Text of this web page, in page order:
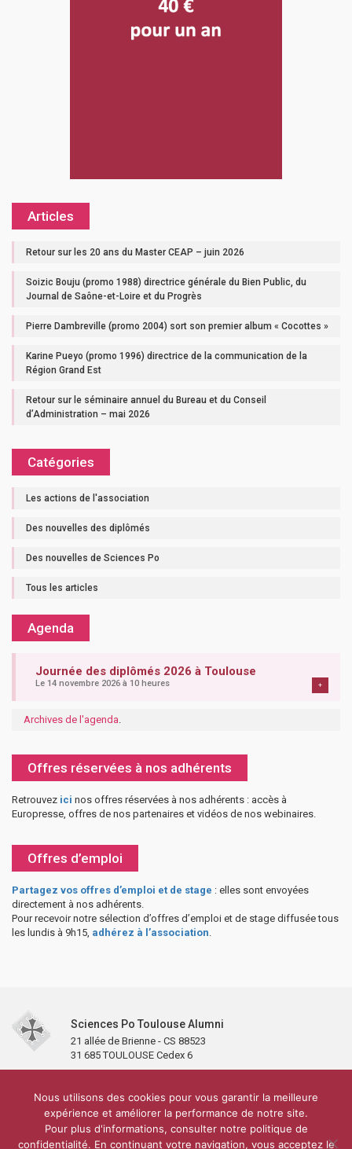
Articles
Retour sur les 20 ans du Master CEAP – juin 2026
Soizic Bouju (promo 1988) directrice générale du Bien Public, du
Journal de Saône-et-Loire et du Progrès
Pierre Dambreville (promo 2004) sort son premier album « Cocottes »
Karine Pueyo (promo 1996) directrice de la communication de la
Région Grand Est
Retour sur le séminaire annuel du Bureau et du Conseil
d’Administration – mai 2026
Catégories
Les actions de l'association
Des nouvelles des diplômés
Des nouvelles de Sciences Po
Tous les articles
Agenda
Journée des diplômés 2026 à Toulouse
Le 14 novembre 2026 à 10 heures +
Archives de l'agenda.
Offres réservées à nos adhérents
Retrouvez ici nos offres réservées à nos adhérents : accès à
Europresse, offres de nos partenaires et vidéos de nos webinaires.
Offres d’emploi
Partagez vos offres d’emploi et de stage : elles sont envoyées
directement à nos adhérents.
Pour recevoir notre sélection d’offres d’emploi et de stage diffusée tous
les lundis à 9h15, adhérez à l’association.
Sciences Po Toulouse Alumni
21 allée de Brienne - CS 88523
31 685 TOULOUSE Cedex 6
Partenaires et soutiens
Lettre d’information
Réseaux sociaux
Sciences Po Toulouse
Carré Alumni de la bibliothèque de Sciences Po Toulouse
10 000 diplômés
Réseau ScPo
Mentions légales Politique de confidentialité Plan du site
Nous utilisons des cookies pour vous garantir la meilleure
expérience et améliorer la performance de notre site.
Pour plus d'informations, consulter notre politique de
confidentialité. En continuant votre navigation, vous acceptez le